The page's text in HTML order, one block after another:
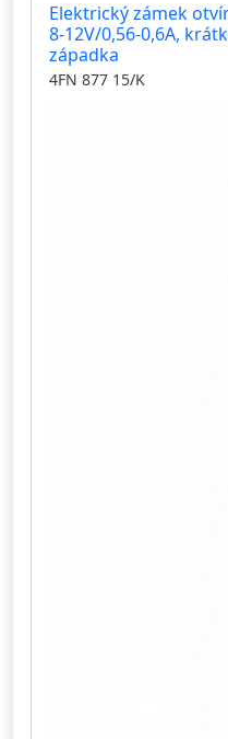
Elektrický zámek
8-12V/0,56-0,6A,
západka
4FN 877 15/K